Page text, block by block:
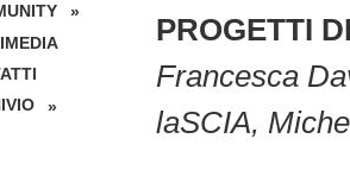
PROGETTI
Francesca
laSCIA,
»
»